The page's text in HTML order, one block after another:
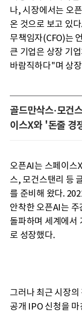
나, 시장에서는 오
온 것으로 보고 있
무책임자(CFO)는
큰 기업은 상장 기
바람직하다"며 상
골드만삭스·모건
이스X와 '돈줄 경
오픈AI는 스페이스
스, 모건스탠리 등
를 준비해 왔다.
안착한 오픈AI는
돌파하며 세계에서
로 성장했다.
그러나 최근 시장의
공개 IPO 신청을